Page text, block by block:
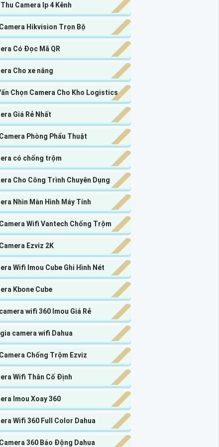
Camera Ip 4 Kênh
Hikvision Trọn Bộ
Có Đọc Mã QR
Cho xe nâng
Chọn Camera Cho Kho Logistics
Giá Rẻ Nhất
Phòng Phẩu Thuật
có chống trộm
Cho Công Trình Chuyên Dụng
Nhìn Màn Hình Máy Tính
Wifi Vantech Chống Trộm
Ezviz 2K
Wifi Imou Cube Ghi Hình Nét
Kbone Cube
wifi 360 Imou Giá Rẻ
gia camera wifi Dahua
Chống Trộm Ezviz
Wifi Thân Cố Định
Imou Xoay 360
Wifi 360 Full Color Dahua
360 Báo Động Dahua